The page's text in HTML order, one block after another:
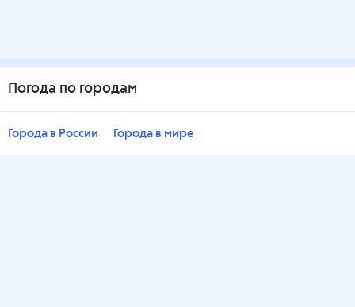
Погода по городам
Города в России Города в мире